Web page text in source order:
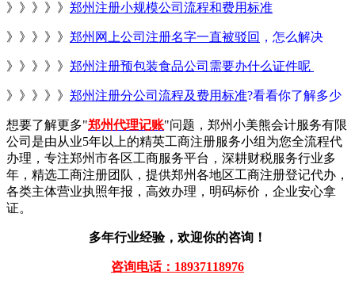
》》》》》 郑州注册小规模公司流程和费用标准
》》》》》 郑州网上公司注册名字一直被驳回 ，怎么解决
》》》》》 郑州注册预包装食品公司需要办什么证件呢
》》》》》 郑州注册分公司流程及费用标准?看看你了解多少
想要了解更多"郑州代理记账"问题，郑州小美熊会计服务有限
公司是由从业5年以上的精英工商注册服务小组为您全流程代
办理，专注郑州市各区工商服务平台，深耕财税服务行业多
年，精选工商注册团队，提供郑州各地区工商注册登记代办，
各类主体营业执照年报，高效办理，明码标价，企业安心拿
证。
多年行业经验，欢迎你的咨询！
咨询电话：18937118976